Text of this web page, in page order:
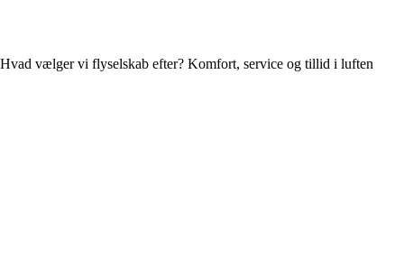
Hvad vælger vi flyselskab efter? Komfort, service og tillid i luften